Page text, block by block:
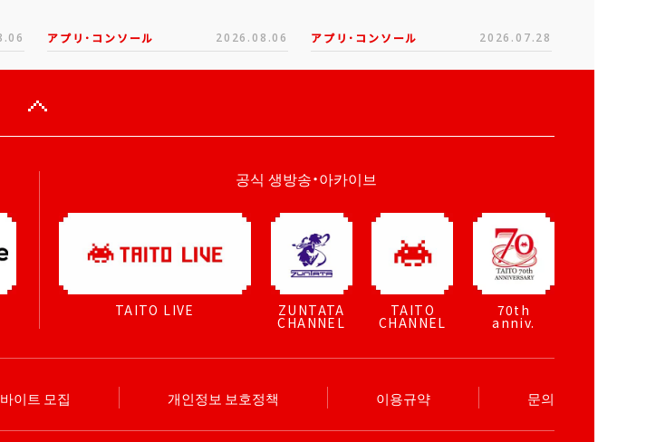
アプリ･コンソール 2026.08.06 アプリ･コンソール 2026.07.28
공식 생방송・아카이브
TAITO LIVE ZUNTATA
CHANNEL
TAITO
CHANNEL
70th
anniv.
이트 모집 개인정보 보호정책 이용규약 문의